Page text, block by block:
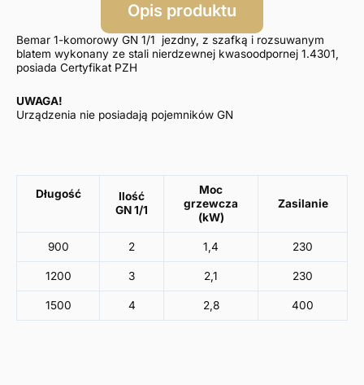
Opis produktu
Bemar 1-komorowy GN 1/1 jezdny, z szafką i rozsuwanym
blatem wykonany ze stali nierdzewnej kwasoodpornej 1.4301,
posiada Certyfikat PZH
UWAGA!
Urządzenia nie posiadają pojemników GN
Długość
Ilość
GN 1/1
Moc
grzewcza
(kW)
Zasilanie
900 2 1,4 230
1200 3 2,1 230
1500 4 2,8 400